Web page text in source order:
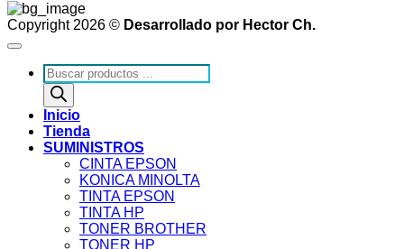
Copyright 2026 © Desarrollado por Hector Ch.
Búsqueda
de
productos
Inicio
Tienda
SUMINISTROS
CINTA EPSON
KONICA MINOLTA
TINTA EPSON
TINTA HP
TONER BROTHER
TONER HP